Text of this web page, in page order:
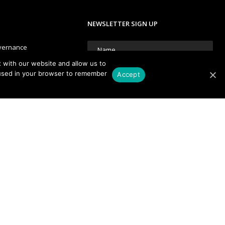
NEWSLETTER SIGN UP
our website and allow us to
in your browser to remember
Accept